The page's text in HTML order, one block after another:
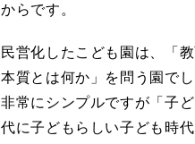
からです。
民営化したこども園は、「
本質とは何か」を問う園でし
非常にシンプルですが「子
代に子どもらしい子ども時